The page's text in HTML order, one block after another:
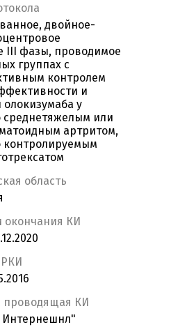
двойное-
III фазы, проводимое
группах с
контролем
и
олокизумаба у
среднетяжелым или
артритом,
контролируемым
область
окончания КИ
проводящая КИ